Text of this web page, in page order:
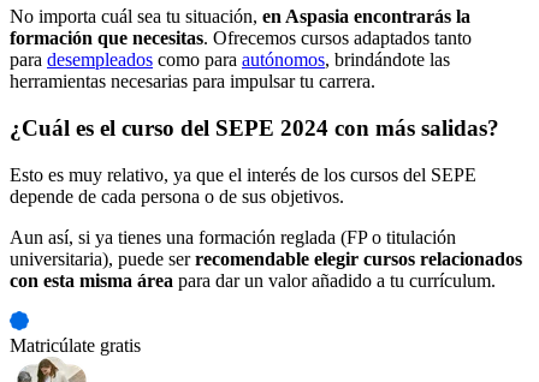
No importa cuál sea tu situación, en Aspasia encontrarás la
formación que necesitas. Ofrecemos cursos adaptados tanto
para desempleados como para autónomos, brindándote las
herramientas necesarias para impulsar tu carrera.
¿Cuál es el curso del SEPE 2024 con más salidas?
Esto es muy relativo, ya que el interés de los cursos del SEPE
depende de cada persona o de sus objetivos.
Aun así, si ya tienes una formación reglada (FP o titulación
universitaria), puede serrecomendable elegir cursos relacionados
con esta misma área para dar un valor añadido a tu currículum.
Matricúlate gratis